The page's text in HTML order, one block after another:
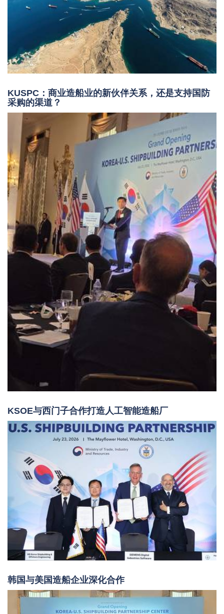
KUSPC：商业造船业的新伙伴关系，还是支持国防
采购的渠道？
KSOE与西门子合作打造人工智能造船厂
韩国与美国造船企业深化合作